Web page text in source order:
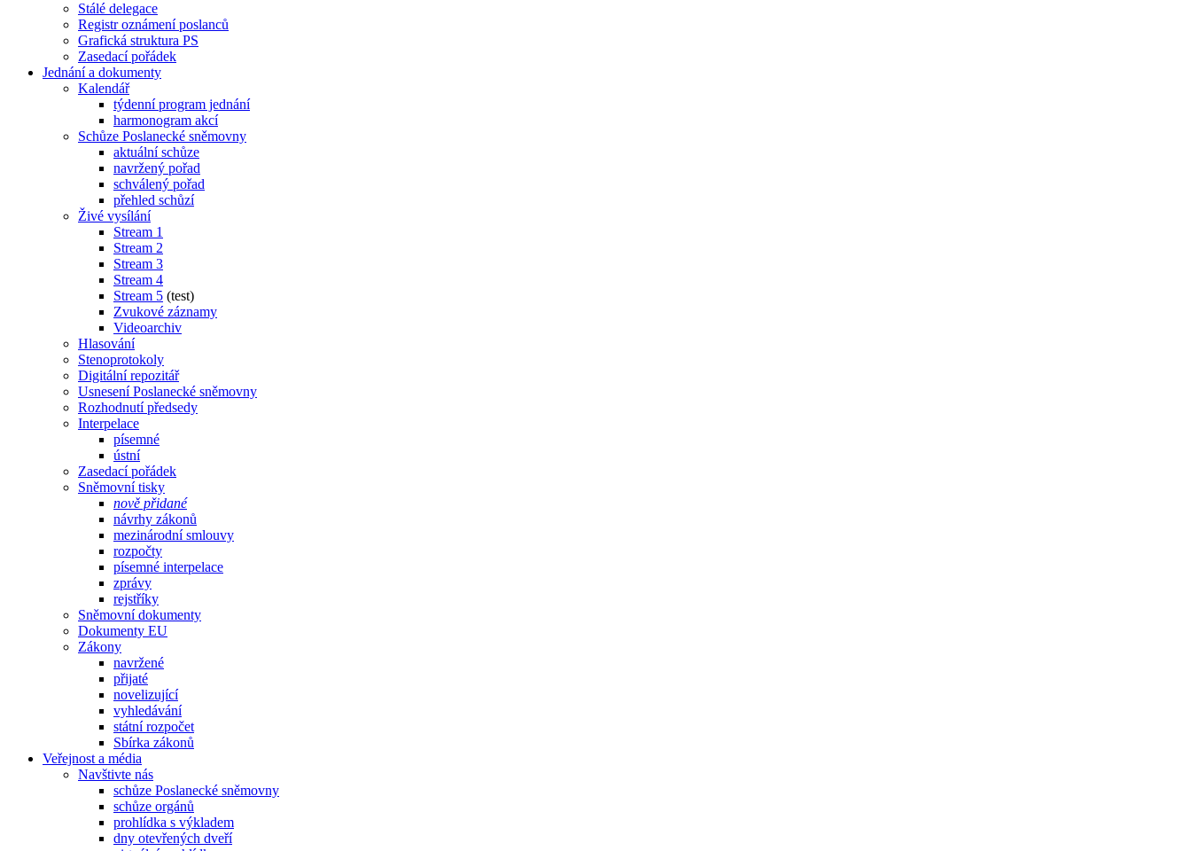
Stálé delegace
Registr oznámení poslanců
Grafická struktura PS
Zasedací pořádek
Jednání a dokumenty
Kalendář
týdenní program jednání
harmonogram akcí
Schůze Poslanecké sněmovny
aktuální schůze
navržený pořad
schválený pořad
přehled schůzí
Živé vysílání
Stream 1
Stream 2
Stream 3
Stream 4
Stream 5 (test)
Zvukové záznamy
Videoarchiv
Hlasování
Stenoprotokoly
Digitální repozitář
Usnesení Poslanecké sněmovny
Rozhodnutí předsedy
Interpelace
písemné
ústní
Zasedací pořádek
Sněmovní tisky
nově přidané
návrhy zákonů
mezinárodní smlouvy
rozpočty
písemné interpelace
zprávy
rejstříky
Sněmovní dokumenty
Dokumenty EU
Zákony
navržené
přijaté
novelizující
vyhledávání
státní rozpočet
Sbírka zákonů
Veřejnost a média
Navštivte nás
schůze Poslanecké sněmovny
schůze orgánů
prohlídka s výkladem
dny otevřených dveří